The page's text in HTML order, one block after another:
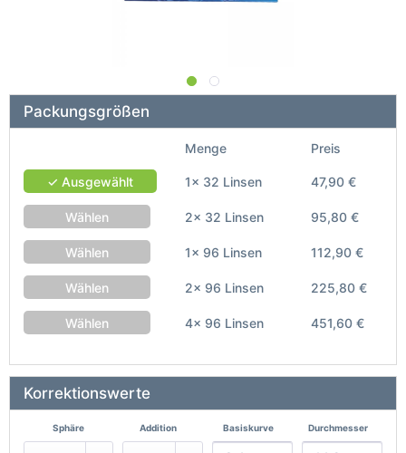
Packungsgrößen
Menge Preis
✓ Ausgewählt 1x 32 Linsen 47,90 €
Wählen 2x 32 Linsen 95,80 €
Wählen 1x 96 Linsen 112,90 €
Wählen 2x 96 Linsen 225,80 €
Wählen 4x 96 Linsen 451,60 €
Korrektionswerte
Sphäre Addition Basiskurve Durchmesser